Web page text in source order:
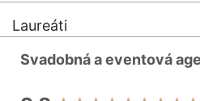
Laureáti
Svadobná a eventová